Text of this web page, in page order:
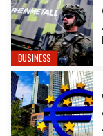
BUSINESS